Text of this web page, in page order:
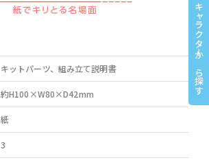
キットパーツ、組み立て説明書
約H100×W80×D42mm
紙
3
キャラクターから探す